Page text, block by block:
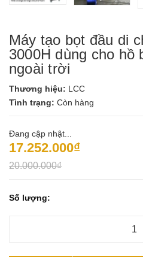
Máy tạo bọt đầu di
3000H dùng cho hồ
ngoài trời
Thương hiệu: LCC
Tình trạng: Còn hàng
Đang cập nhật...
17.252.000₫
20.000.000₫
Số lượng: